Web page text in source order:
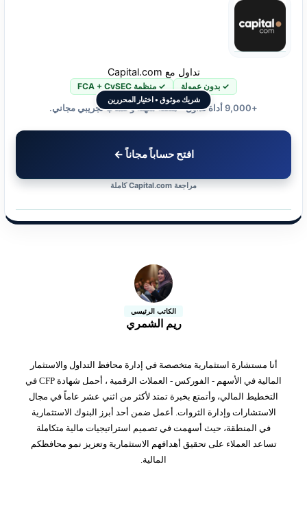
شريك موثوق • اختيار المحررين
تداول مع Capital.com
✓ بدون عمولة ✓ منظمة FCA + CySEC
+9,000 أداة تداول • منصة سهلة وحساب تجريبي مجاني.
افتح حساباً مجاناً ←
مراجعة Capital.com كاملة
الكاتب الرئيسي
ريم الشمري
أنا مستشارة استثمارية متخصصة في إدارة محافظ التداول والاستثمار
المالية في الأسهم - الفوركس - العملات الرقمية ، أحمل شهادة CFP في
التخطيط المالي، وأتمتع بخبرة تمتد لأكثر من اثني عشر عاماً في مجال
الاستشارات وإدارة الثروات. أعمل ضمن أحد أبرز البنوك الاستثمارية
في المنطقة، حيث أسهمت في تصميم استراتيجيات مالية متكاملة
تساعد العملاء على تحقيق أهدافهم الاستثمارية وتعزيز نمو محافظكم
المالية.